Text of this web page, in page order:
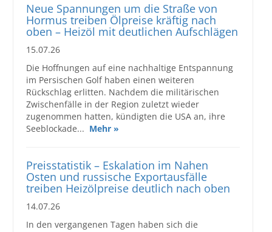
Neue Spannungen um die Straße von
Hormus treiben Ölpreise kräftig nach
oben – Heizöl mit deutlichen Aufschlägen
15.07.26
Die Hoffnungen auf eine nachhaltige Entspannung
im Persischen Golf haben einen weiteren
Rückschlag erlitten. Nachdem die militärischen
Zwischenfälle in der Region zuletzt wieder
zugenommen hatten, kündigten die USA an, ihre
Seeblockade... Mehr »
Preisstatistik – Eskalation im Nahen
Osten und russische Exportausfälle
treiben Heizölpreise deutlich nach oben
14.07.26
In den vergangenen Tagen haben sich die